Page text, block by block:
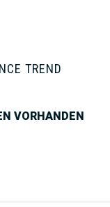
TREND
VORHANDEN